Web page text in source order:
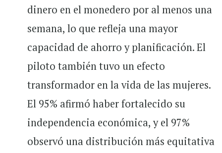
dinero en el monedero por al menos una
semana, lo que refleja una mayor
capacidad de ahorro y planificación. El
piloto también tuvo un efecto
transformador en la vida de las mujeres.
El 95% afirmó haber fortalecido su
independencia económica, y el 97%
observó una distribución más equitativa